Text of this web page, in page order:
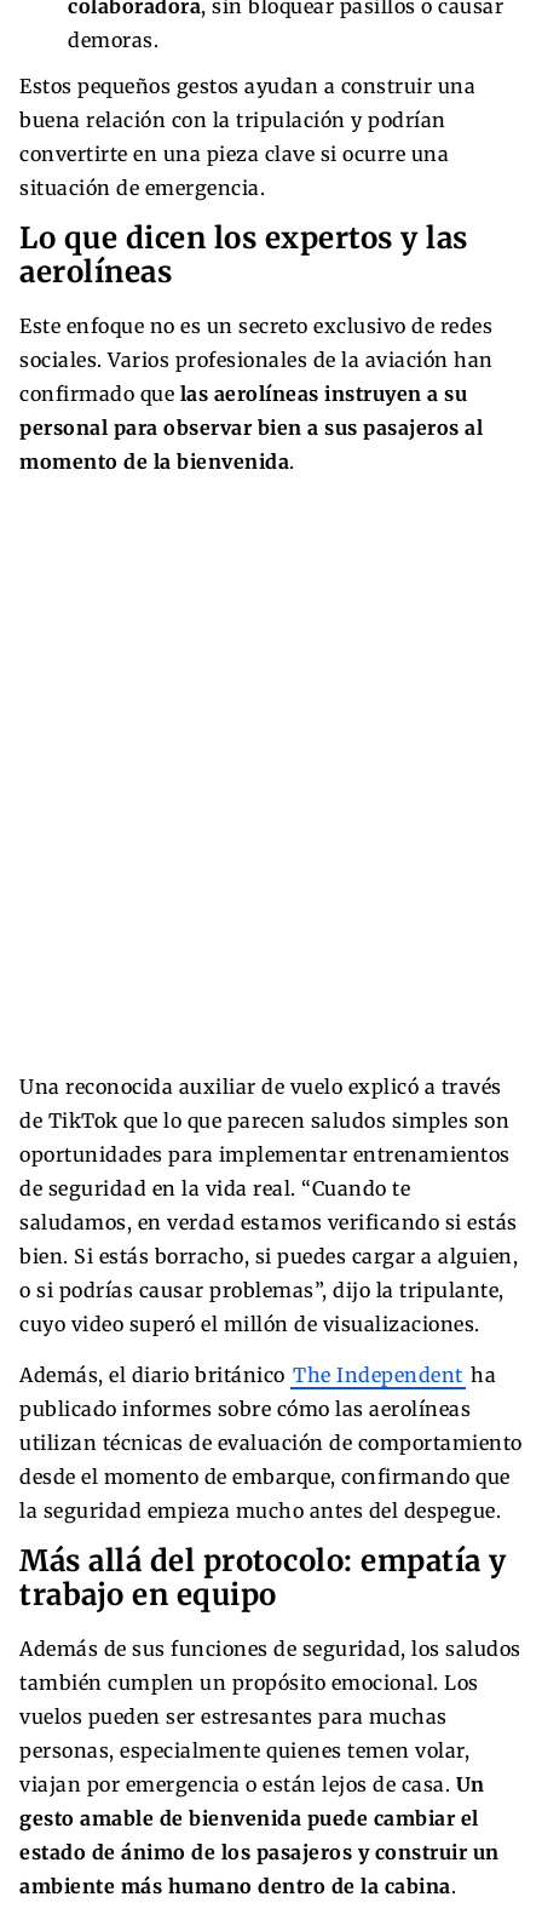
colaboradora, sin bloquear pasillos o causar
demoras.
Estos pequeños gestos ayudan a construir una
buena relación con la tripulación y podrían
convertirte en una pieza clave si ocurre una
situación de emergencia.
Lo que dicen los expertos y las
aerolíneas
Este enfoque no es un secreto exclusivo de redes
sociales. Varios profesionales de la aviación han
confirmado que las aerolíneas instruyen a su
personal para observar bien a sus pasajeros al
momento de la bienvenida.
Una reconocida auxiliar de vuelo explicó a través
de TikTok que lo que parecen saludos simples son
oportunidades para implementar entrenamientos
de seguridad en la vida real. “Cuando te
saludamos, en verdad estamos verificando si estás
bien. Si estás borracho, si puedes cargar a alguien,
o si podrías causar problemas”, dijo la tripulante,
cuyo video superó el millón de visualizaciones.
Además, el diario británico The Independent ha
publicado informes sobre cómo las aerolíneas
utilizan técnicas de evaluación de comportamiento
desde el momento de embarque, confirmando que
la seguridad empieza mucho antes del despegue.
Más allá del protocolo: empatía y
trabajo en equipo
Además de sus funciones de seguridad, los saludos
también cumplen un propósito emocional. Los
vuelos pueden ser estresantes para muchas
personas, especialmente quienes temen volar,
viajan por emergencia o están lejos de casa. Un
gesto amable de bienvenida puede cambiar el
estado de ánimo de los pasajeros y construir un
ambiente más humano dentro de la cabina.